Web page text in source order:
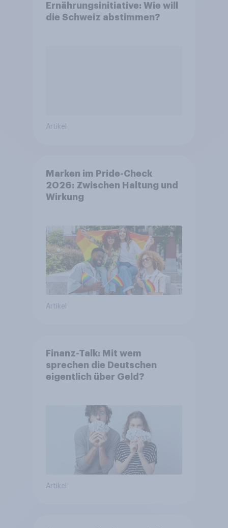
Ernährungsinitiative: Wie will
die Schweiz abstimmen?
Artikel
Marken im Pride-Check
2026: Zwischen Haltung und
Wirkung
Artikel
Finanz-Talk: Mit wem
sprechen die Deutschen
eigentlich über Geld?
Artikel